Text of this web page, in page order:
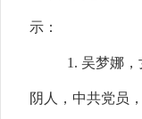
示：
1.吴梦娜，
阴人，中共党员